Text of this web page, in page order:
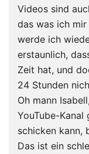
Videos sind
das was ich
werde ich
erstaunlich,
Zeit hat, und
24 Stunden
Oh mann
YouTube-
schicken kann,
Das ist ein